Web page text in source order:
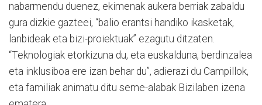
nabarmendu duenez, ekimenak aukera berriak zabaldu
gura dizkie gazteei, “balio erantsi handiko ikasketak,
lanbideak eta bizi-proiektuak” ezagutu ditzaten.
“Teknologiak etorkizuna du, eta euskalduna, berdinzalea
eta inklusiboa ere izan behar du”, adierazi du Campillok,
eta familiak animatu ditu seme-alabak Bizilaben izena